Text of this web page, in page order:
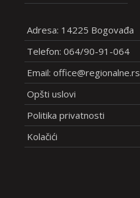
Adresa: 14225 Bogovađa
Telefon: 064/90-91-064
Email: office@regionalne.rs
Opšti uslovi
Politika privatnosti
Kolačići